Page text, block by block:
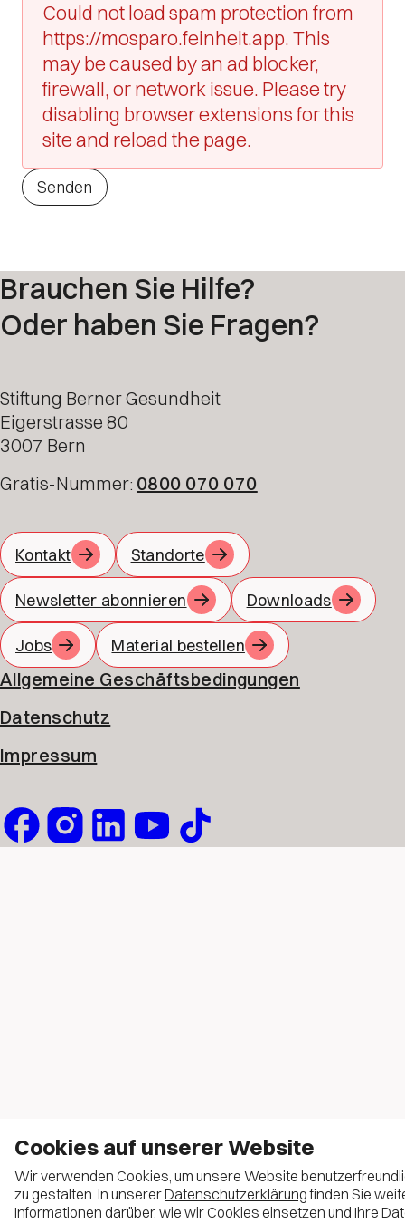
Could not load spam protection from
https://mosparo.feinheit.app. This
may be caused by an ad blocker,
firewall, or network issue. Please try
disabling browser extensions for this
site and reload the page.
Senden
Brauchen Sie Hilfe?
Oder haben Sie Fragen?
Stiftung Berner Gesundheit
Eigerstrasse 80
3007 Bern
Gratis-Nummer: 0800 070 070
Kontakt Standorte
Newsletter abonnieren Downloads
Jobs Material bestellen
Allgemeine Geschäftsbedingungen
Datenschutz
Impressum
Cookies auf unserer Website
Wir verwenden Cookies, um unsere Website
zu gestalten. In unsererDatenschutzerklärungfinden Sie
Informationen darüber, wie wir Cookies einsetzen und Ihre